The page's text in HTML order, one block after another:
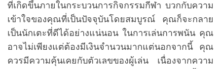
ที่เกิดขึ้นภายในกระบวนการกิจกรรมกีฬา บวกกับความ
เข้าใจของคุณที่เป็นปัจจุบันโดยสมบูรณ์ คุณก็จะกลาย
เป็นนักเตะที่ดีได้อย่างแน่นอน ในการเล่นการพนัน คุณ
อาจไม่เพียงแต่ต้องมีเงินจำนวนมากแต่นอกจากนี้ คุณ
ควรมีความคุ้นเคยกับตัวเลขของผู้เล่น เนื่องจากความ